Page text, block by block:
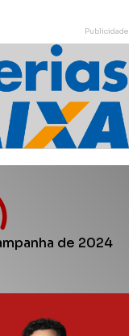
Publicidade
de 2024